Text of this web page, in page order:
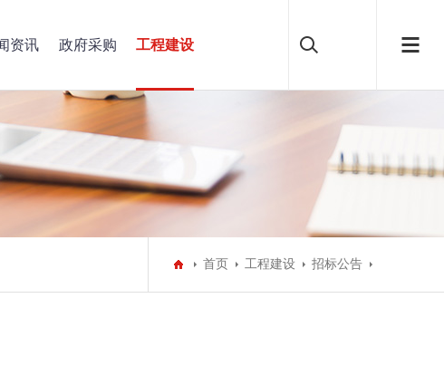
资讯 政府采购 工程建设
首页 工程建设 招标公告